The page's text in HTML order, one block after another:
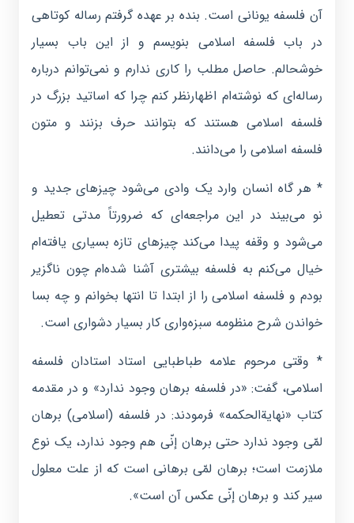
آن فلسفه یونانی است. بنده بر عهده گرفتم رساله کوتاهی
در باب فلسفه اسلامی بنویسم و از این باب بسیار
خوشحالم. حاصل مطلب را کاری ندارم و نمی‌توانم درباره
رساله‌ای که نوشته‌ام اظهارنظر کنم چرا که اساتید بزرگ در
فلسفه اسلامی هستند که بتوانند حرف بزنند و متون
فلسفه اسلامی را می‌دانند.
* هر گاه انسان وارد یک وادی می‌شود چیزهای جدید و
نو می‌بیند در این مراجعه‌ای که ضرورتاً مدتی تعطیل
می‌شود و وقفه پیدا می‌کند چیزهای تازه‌ بسیاری یافته‌ام
خیال می‌کنم به فلسفه بیشتری آشنا شده‌ام چون ناگزیر
بودم و فلسفه اسلامی را از ابتدا تا انتها بخوانم و چه بسا
خواندن شرح منظومه سبزه‌‌واری کار بسیار دشواری است.
* وقتی مرحوم علامه طباطبایی استاد استادان فلسفه
اسلامی، گفت: «در فلسفه برهان وجود ندارد» و در مقدمه
کتاب «نهایة‌الحکمه» فرمودند: در فلسفه (اسلامی) برهان
لمّی وجود ندارد حتی برهان إنّی هم وجود ندارد، یک نوع
ملازمت است؛ برهان لمّی برهانی است که از علت معلول
سیر کند و برهان إنّی عکس آن است».